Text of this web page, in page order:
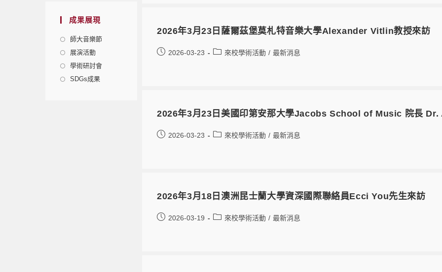
成果展現
師大音樂節
展演活動
學術研討會
SDGs成果
2026年3月23日薩爾茲堡莫札特音樂大學Alexander Vitlin教授來訪
2026-03-23 來校學術活動 / 最新消息
2026年3月23日美國印第安那大學Jacobs School of Music 院長
2026-03-23 來校學術活動 / 最新消息
2026年3月18日澳洲昆士蘭大學資深國際聯絡員Ecci You先生來訪
2026-03-19 來校學術活動 / 最新消息